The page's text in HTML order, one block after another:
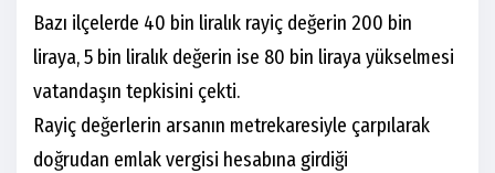
Bazı ilçelerde 40 bin liralık rayiç değerin 200 bin
liraya, 5 bin liralık değerin ise 80 bin liraya yükselmesi
vatandaşın tepkisini çekti.
Rayiç değerlerin arsanın metrekaresiyle çarpılarak
doğrudan emlak vergisi hesabına girdiği